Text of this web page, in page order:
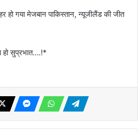
हो गया मेजबान पाकिस्तान, न्यूजीलैंड की जीत
सुप्रभात….!*